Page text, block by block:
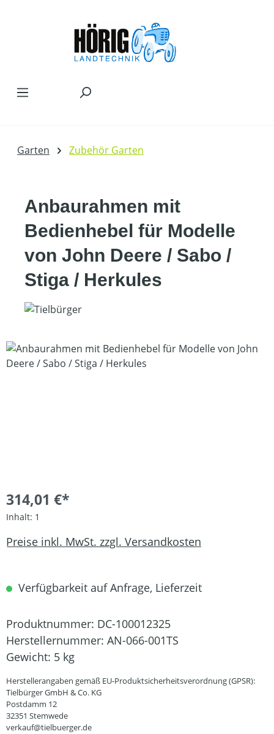
Garten Zubehör Garten
Anbaurahmen mit
Bedienhebel für Modelle
von John Deere / Sabo /
Stiga / Herkules
Bildergalerie überspringen
314,01 €*
Inhalt: 1
Preise inkl. MwSt. zzgl. Versandkosten
Verfügbarkeit auf Anfrage, Lieferzeit
Produktnummer: DC-100012325
Herstellernummer: AN-066-001TS
Gewicht: 5 kg
Herstellerangaben gemäß EU-Produktsicherheitsverordnung (GPSR):
Tielbürger GmbH & Co. KG
Postdamm 12
32351 Stemwede
verkauf@tielbuerger.de